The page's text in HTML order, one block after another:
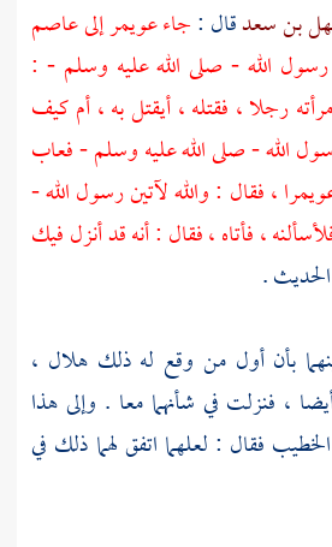
بن سعدقال :جاءعويمرإلىعاصم
الله - صلى الله عليه وسلم - :
رجلا ، فقتله ، أيقتل به ، أم كيف
الله - صلى الله عليه وسلم - فعاب
، فقال : والله لآتين رسول الله -
، فأتاه ، فقال : أنه قد أنزل فيك
.
بأن أول من وقع له ذلك هلال ،
، فنزلت في شأنهما معا . وإلى هذا
الخطيب فقال : لعلهما اتفق لهما ذلك في